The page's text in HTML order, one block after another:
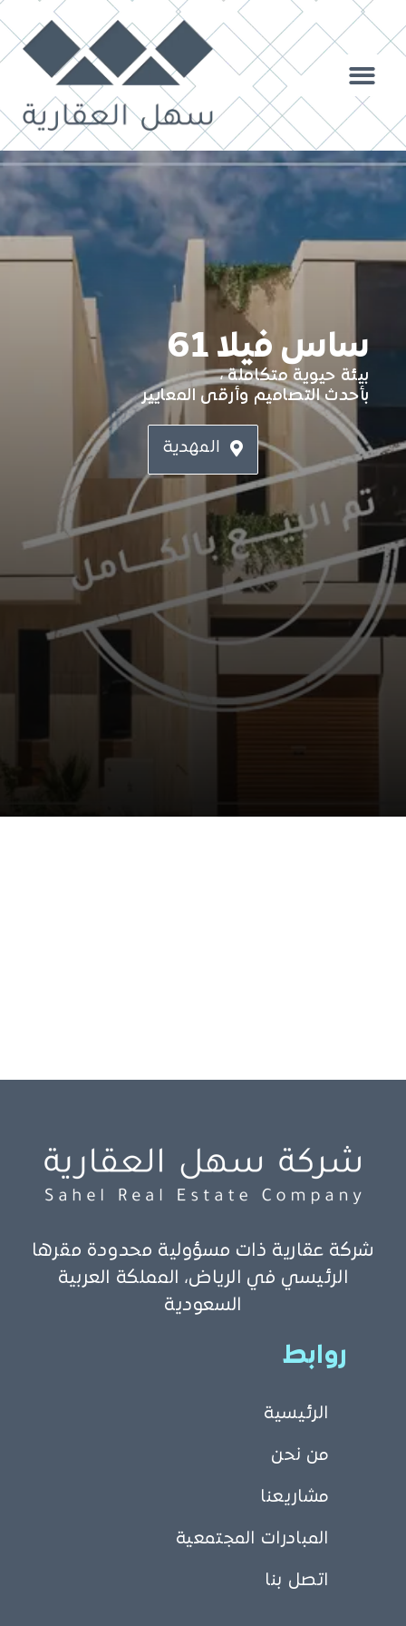
ساس فيلا 61
بيئة حيوية متكاملة ،
بأحدث التصاميم وأرقى المعايير​
المهدية
شركة عقارية ذات مسؤولية محدودة مقرها
الرئيسي في الرياض، المملكة العربية
السعودية
روابط
الرئيسية
من نحن
مشاريعنا
المبادرات المجتمعية
اتصل بنا